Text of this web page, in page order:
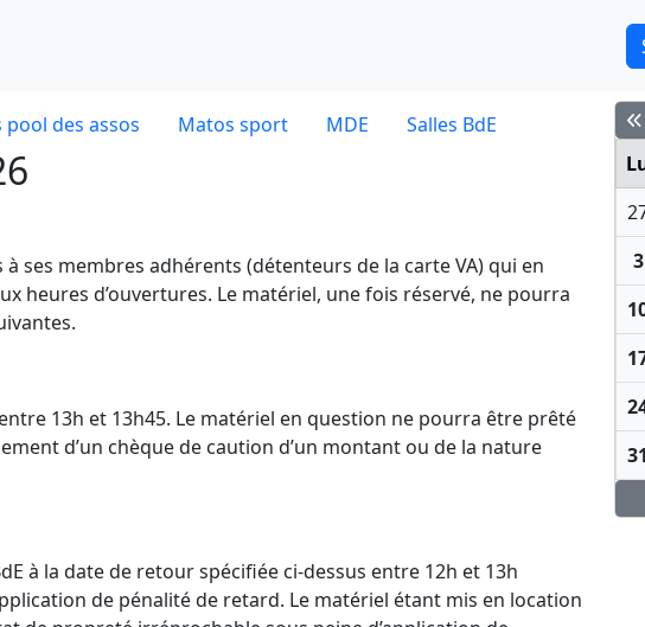
pool des assos Matos sport MDE Salles BdE
ses membres adhérents (détenteurs de la carte VA) qui en
heures d’ouvertures. Le matériel, une fois réservé, ne pourra
13h et 13h45. Le matériel en question ne pourra être prêté
d’un chèque de caution d’un montant ou de la nature
à la date de retour spécifiée ci-dessus entre 12h et 13h
de pénalité de retard. Le matériel étant mis en location
3
31